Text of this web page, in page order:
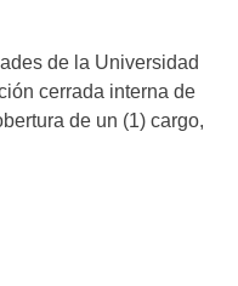
de la Universidad
cerrada interna de
de un (1) cargo,